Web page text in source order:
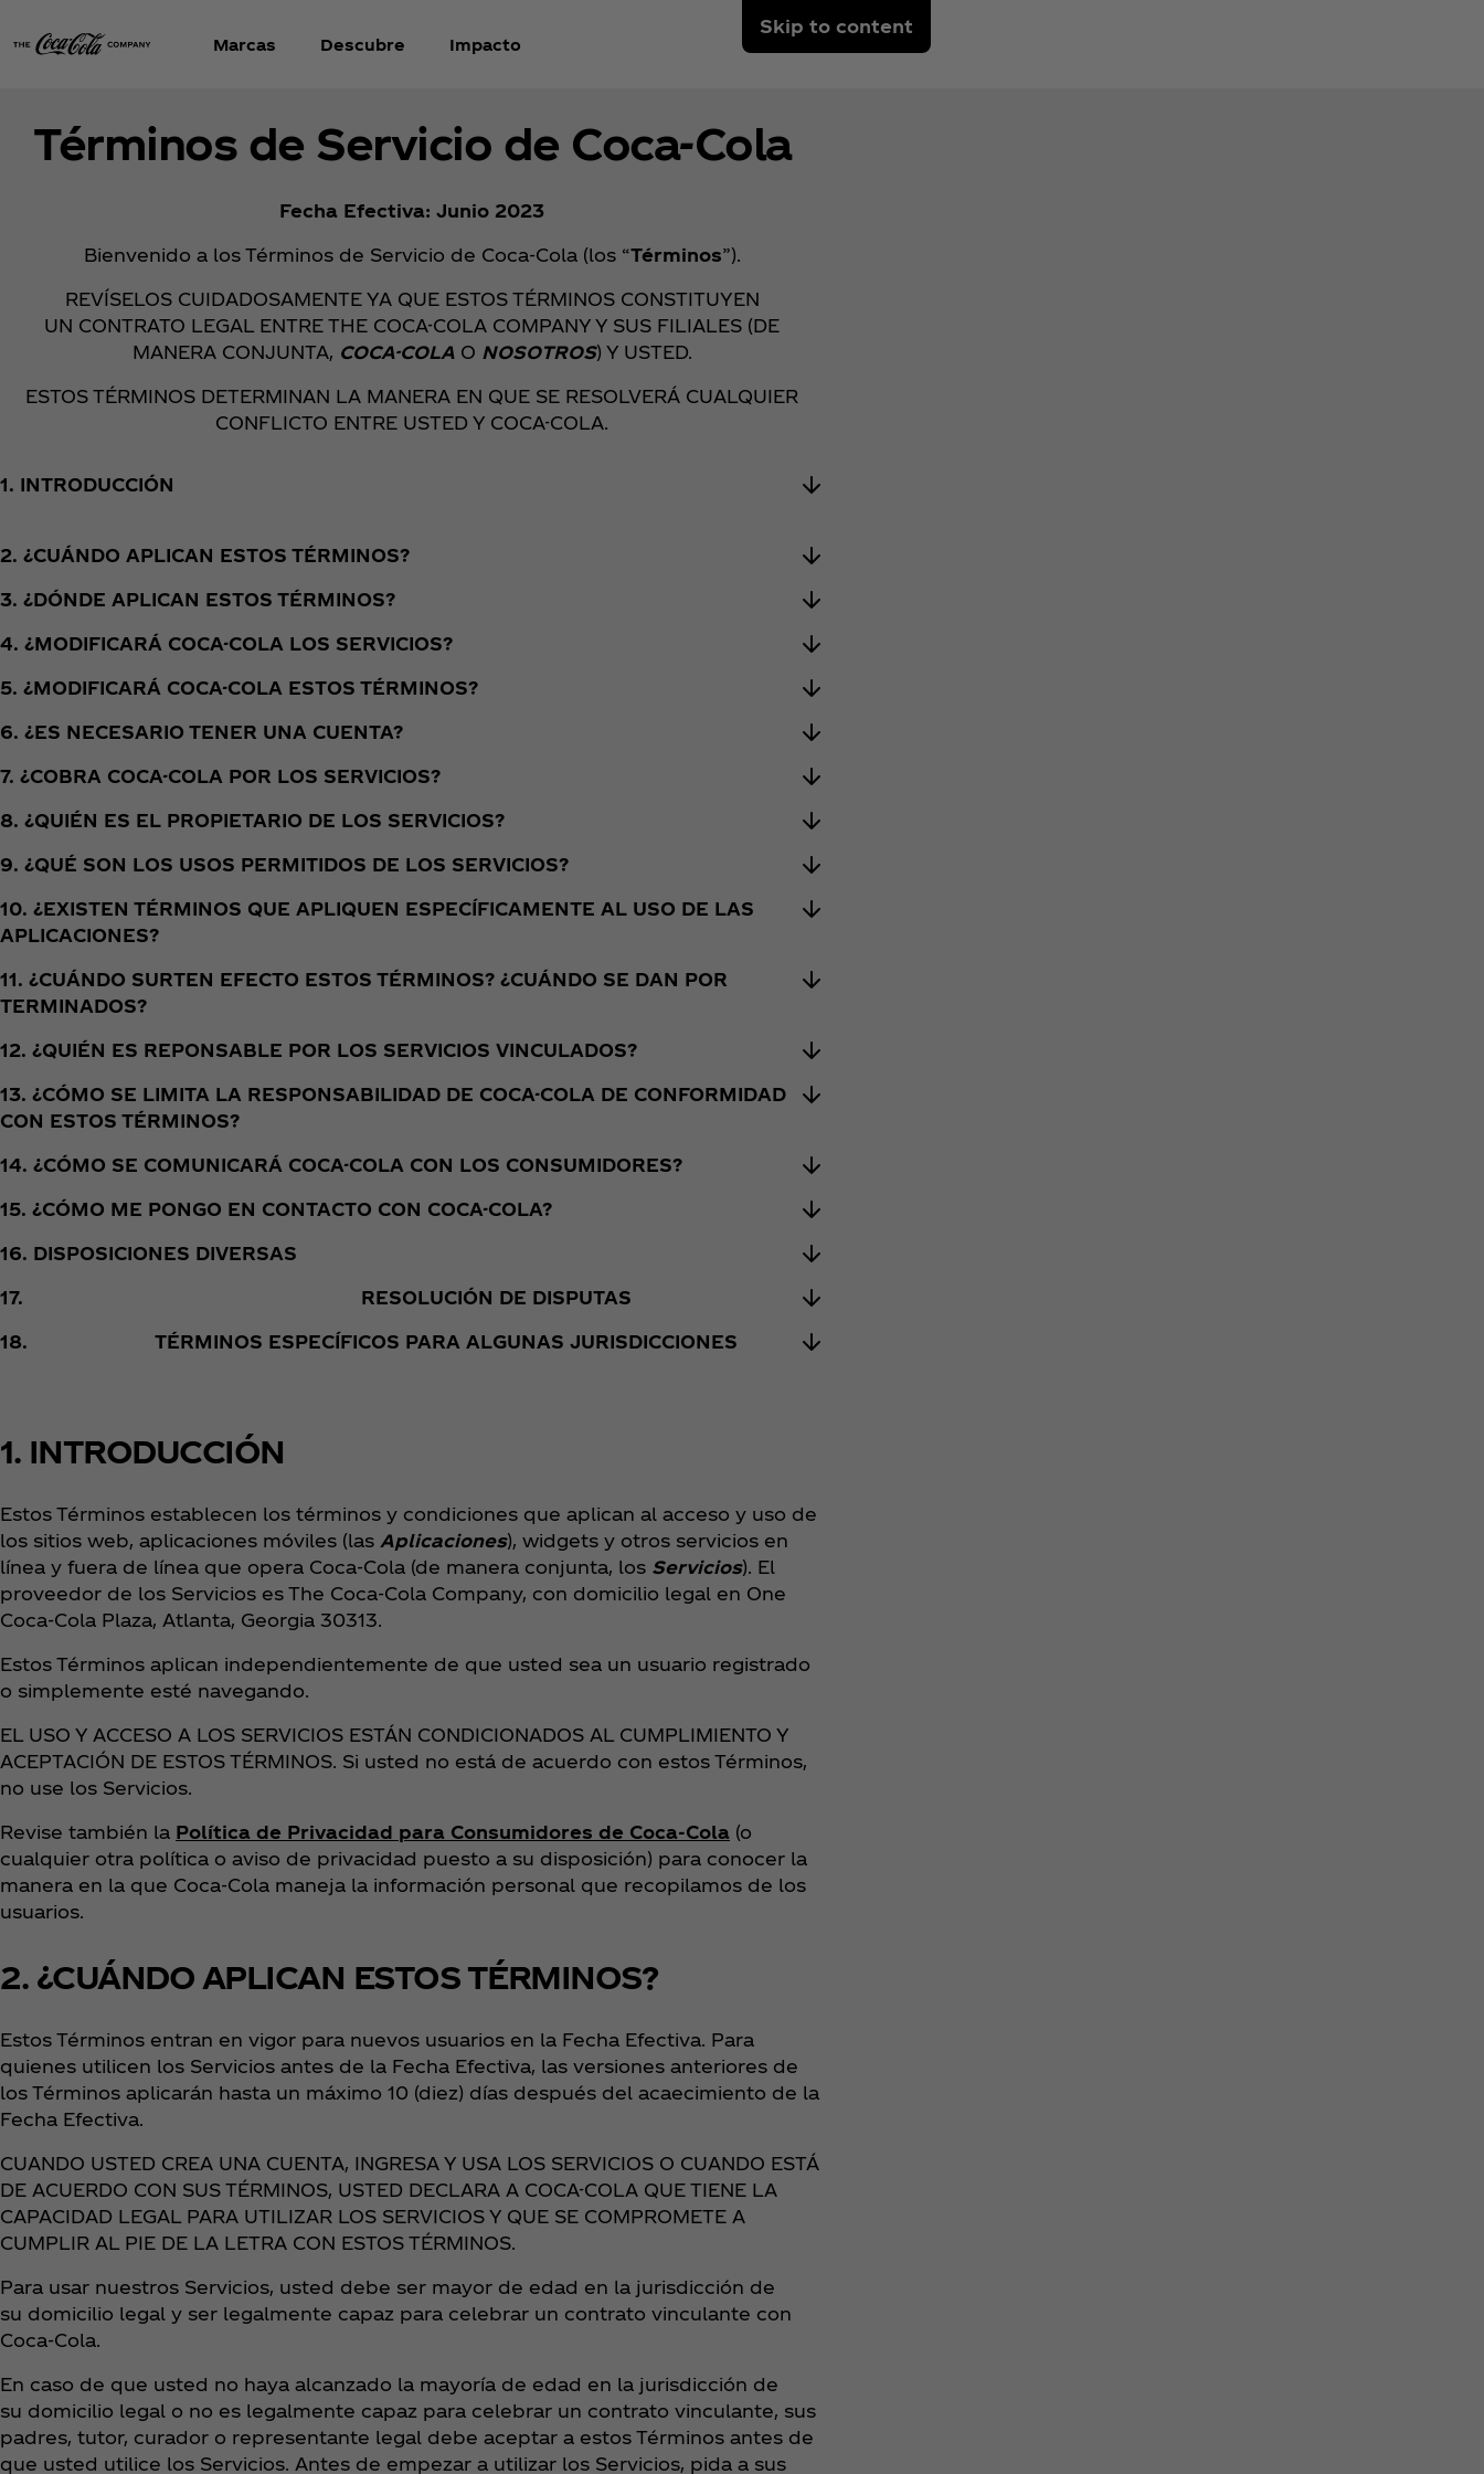
Skip to content
Marcas Descubre Impacto
Términos de Servicio de Coca‑Cola
Fecha Efectiva: Junio 2023
Bienvenido a los Términos de Servicio de Coca‑Cola (los “Términos”).
REVÍSELOS CUIDADOSAMENTE YA QUE ESTOS TÉRMINOS CONSTITUYEN
UN CONTRATO LEGAL ENTRE THE COCA-COLA COMPANY Y SUS FILIALES (DE
MANERA CONJUNTA, COCA-COLAO NOSOTROS) Y USTED.
ESTOS TÉRMINOS DETERMINAN LA MANERA EN QUE SE RESOLVERÁ CUALQUIER
CONFLICTO ENTRE USTED Y COCA-COLA.
1. INTRODUCCIÓN
2. ¿CUÁNDO APLICAN ESTOS TÉRMINOS?
3. ¿DÓNDE APLICAN ESTOS TÉRMINOS?
4. ¿MODIFICARÁ COCA-COLA LOS SERVICIOS?
5. ¿MODIFICARÁ COCA-COLA ESTOS TÉRMINOS?
6. ¿ES NECESARIO TENER UNA CUENTA?
7. ¿COBRA COCA-COLA POR LOS SERVICIOS?
8. ¿QUIÉN ES EL PROPIETARIO DE LOS SERVICIOS?
9. ¿QUÉ SON LOS USOS PERMITIDOS DE LOS SERVICIOS?
10. ¿EXISTEN TÉRMINOS QUE APLIQUEN ESPECÍFICAMENTE AL USO DE LAS
APLICACIONES?
11. ¿CUÁNDO SURTEN EFECTO ESTOS TÉRMINOS? ¿CUÁNDO SE DAN POR
TERMINADOS?
12. ¿QUIÉN ES REPONSABLE POR LOS SERVICIOS VINCULADOS?
13. ¿CÓMO SE LIMITA LA RESPONSABILIDAD DE COCA-COLA DE CONFORMIDAD
CON ESTOS TÉRMINOS?
14. ¿CÓMO SE COMUNICARÁ COCA-COLA CON LOS CONSUMIDORES?
15. ¿CÓMO ME PONGO EN CONTACTO CON COCA-COLA?
16. DISPOSICIONES DIVERSAS
17. RESOLUCIÓN DE DISPUTAS
18. TÉRMINOS ESPECÍFICOS PARA ALGUNAS JURISDICCIONES
1. INTRODUCCIÓN
Estos Términos establecen los términos y condiciones que aplican al acceso y uso de
los sitios web, aplicaciones móviles (las Aplicaciones), widgets y otros servicios en
línea y fuera de línea que opera Coca‑Cola (de manera conjunta, los Servicios). El
proveedor de los Servicios es The Coca‑Cola Company, con domicilio legal en One
Coca‑Cola Plaza, Atlanta, Georgia 30313.
Estos Términos aplican independientemente de que usted sea un usuario registrado
o simplemente esté navegando.
EL USO Y ACCESO A LOS SERVICIOS ESTÁN CONDICIONADOS AL CUMPLIMIENTO Y
ACEPTACIÓN DE ESTOS TÉRMINOS. Si usted no está de acuerdo con estos Términos,
no use los Servicios.
Revise también la Política de Privacidad para Consumidores de Coca‑Cola (o
cualquier otra política o aviso de privacidad puesto a su disposición) para conocer la
manera en la que Coca‑Cola maneja la información personal que recopilamos de los
usuarios.
2. ¿CUÁNDO APLICAN ESTOS TÉRMINOS?
Estos Términos entran en vigor para nuevos usuarios en la Fecha Efectiva. Para
quienes utilicen los Servicios antes de la Fecha Efectiva, las versiones anteriores de
los Términos aplicarán hasta un máximo 10 (diez) días después del acaecimiento de la
Fecha Efectiva.
CUANDO USTED CREA UNA CUENTA, INGRESA Y USA LOS SERVICIOS O CUANDO ESTÁ
DE ACUERDO CON SUS TÉRMINOS, USTED DECLARA A COCA-COLA QUE TIENE LA
CAPACIDAD LEGAL PARA UTILIZAR LOS SERVICIOS Y QUE SE COMPROMETE A
CUMPLIR AL PIE DE LA LETRA CON ESTOS TÉRMINOS.
Para usar nuestros Servicios, usted debe ser mayor de edad en la jurisdicción de
su domicilio legal y ser legalmente capaz para celebrar un contrato vinculante con
Coca‑Cola.
En caso de que usted no haya alcanzado la mayoría de edad en la jurisdicción de
su domicilio legal o no es legalmente capaz para celebrar un contrato vinculante, sus
padres, tutor, curador o representante legal debe aceptar a estos Términos antes de
que usted utilice los Servicios. Antes de empezar a utilizar los Servicios, pida a sus